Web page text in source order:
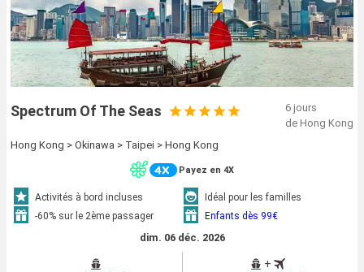
Spectrum Of The Seas
6 jours
de Hong Kong
Hong Kong > Okinawa > Taipei > Hong Kong
Payez en 4X
Activités à bord incluses
Idéal pour les familles
-60% sur le 2ème passager
Enfants dès 99€
dim. 06 déc. 2026
+